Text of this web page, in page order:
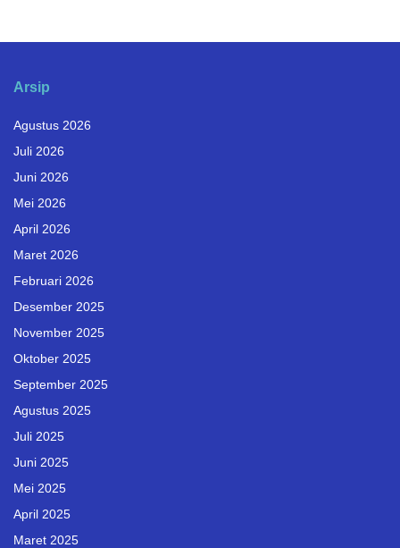
Arsip
Agustus 2026
Juli 2026
Juni 2026
Mei 2026
April 2026
Maret 2026
Februari 2026
Desember 2025
November 2025
Oktober 2025
September 2025
Agustus 2025
Juli 2025
Juni 2025
Mei 2025
April 2025
Maret 2025